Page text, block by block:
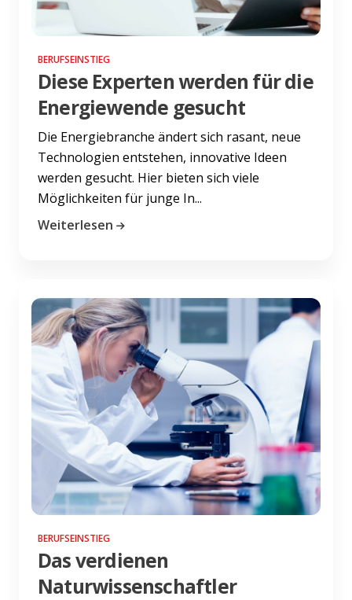
BERUFSEINSTIEG
Diese Experten werden für die
Energiewende gesucht
Die Energiebranche ändert sich rasant, neue
Technologien entstehen, innovative Ideen
werden gesucht. Hier bieten sich viele
Möglichkeiten für junge In...
Weiterlesen
BERUFSEINSTIEG
Das verdienen
Naturwissenschaftler